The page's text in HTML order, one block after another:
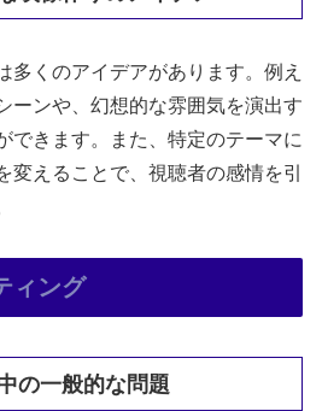
多くのアイデアがあります。例え
ーンや、幻想的な雰囲気を演出す
できます。また、特定のテーマに
変えることで、視聴者の感情を引
ィング
の一般的な問題